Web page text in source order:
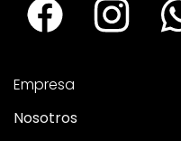
Empresa
Nosotros